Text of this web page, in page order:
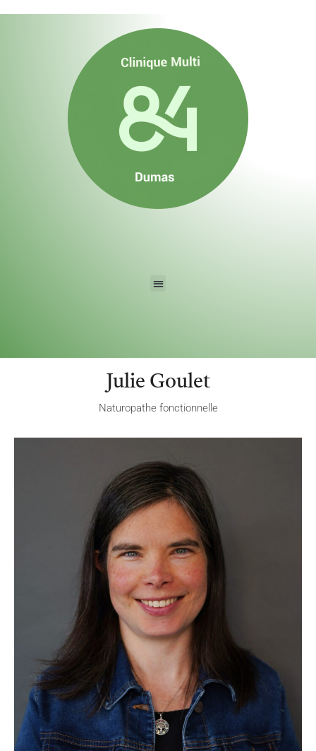
Julie Goulet
Naturopathe fonctionnelle